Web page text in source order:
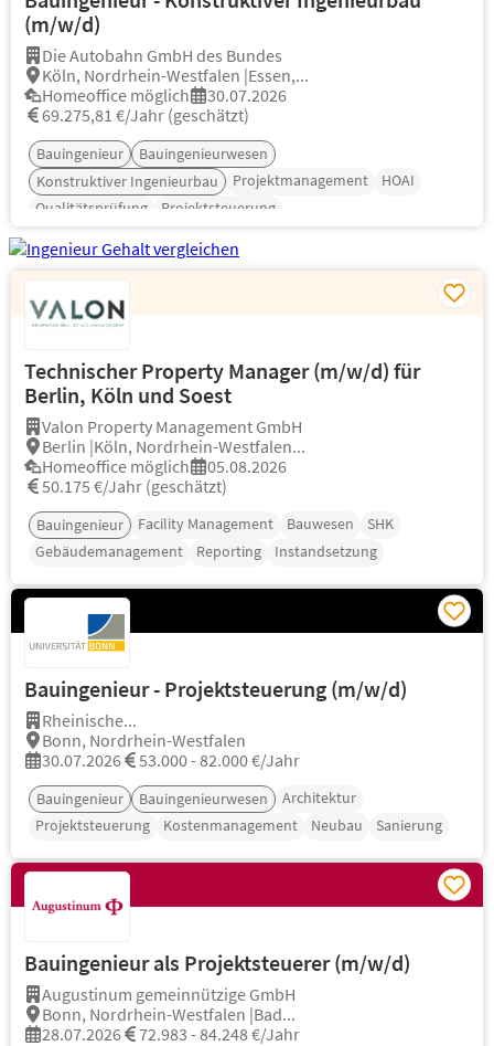
(m/w/d)
Die Autobahn GmbH des Bundes
Köln, Nordrhein-Westfalen |Essen,...
Homeoffice möglich
30.07.2026
69.275,81 €/Jahr (geschätzt)
Bauingenieur
Bauingenieurwesen
Konstruktiver Ingenieurbau
Projektmanagement
HOAI
Qualitätsprüfung
Projektsteuerung
Technischer Property Manager (m/w/d) für
Berlin, Köln und Soest
Valon Property Management GmbH
Berlin |Köln, Nordrhein-Westfalen...
Homeoffice möglich
05.08.2026
50.175 €/Jahr (geschätzt)
Bauingenieur Facility Management Bauwesen
SHK
Gebäudemanagement
Reporting Instandsetzung
Bauingenieur - Projektsteuerung (m/w/d)
Rheinische...
Bonn, Nordrhein-Westfalen
30.07.2026
53.000 - 82.000 €/Jahr
Bauingenieur Bauingenieurwesen
Architektur
Projektsteuerung
Kostenmanagement Neubau Sanierung
Bauingenieur als Projektsteuerer (m/w/d)
Augustinum gemeinnützige GmbH
Bonn, Nordrhein-Westfalen |Bad...
28.07.2026
72.983 - 84.248 €/Jahr